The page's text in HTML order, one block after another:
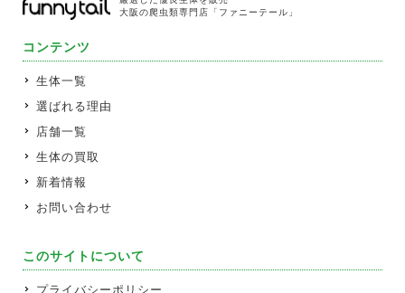
大阪の爬虫類専門店「ファニーテール」
コンテンツ
生体一覧
選ばれる理由
店舗一覧
生体の買取
新着情報
お問い合わせ
このサイトについて
プライバシーポリシー